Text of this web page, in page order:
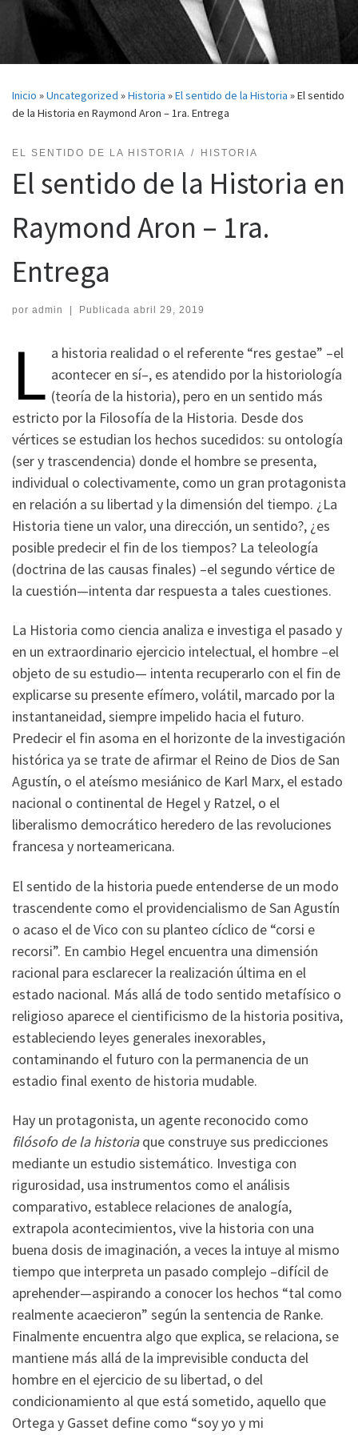
Inicio »Uncategorized »Historia »El sentido de la Historia »El sentido
de la Historia en Raymond Aron – 1ra. Entrega
EL SENTIDO DE LA HISTORIA HISTORIA
El sentido de la Historia en
Raymond Aron – 1ra.
Entrega
por admin | Publicada abril 29, 2019
L a historia realidad o el referente “res gestae” –el
acontecer en sí–, es atendido por la historiología
(teoría de la historia), pero en un sentido más
estricto por la Filosofía de la Historia. Desde dos
vértices se estudian los hechos sucedidos: su ontología
(ser y trascendencia) donde el hombre se presenta,
individual o colectivamente, como un gran protagonista
en relación a su libertad y la dimensión del tiempo. ¿La
Historia tiene un valor, una dirección, un sentido?, ¿es
posible predecir el fin de los tiempos? La teleología
(doctrina de las causas finales) –el segundo vértice de
la cuestión—intenta dar respuesta a tales cuestiones.
La Historia como ciencia analiza e investiga el pasado y
en un extraordinario ejercicio intelectual, el hombre –el
objeto de su estudio— intenta recuperarlo con el fin de
explicarse su presente efímero, volátil, marcado por la
instantaneidad, siempre impelido hacia el futuro.
Predecir el fin asoma en el horizonte de la investigación
histórica ya se trate de afirmar el Reino de Dios de San
Agustín, o el ateísmo mesiánico de Karl Marx, el estado
nacional o continental de Hegel y Ratzel, o el
liberalismo democrático heredero de las revoluciones
francesa y norteamericana.
El sentido de la historia puede entenderse de un modo
trascendente como el providencialismo de San Agustín
o acaso el de Vico con su planteo cíclico de “corsi e
recorsi”. En cambio Hegel encuentra una dimensión
racional para esclarecer la realización última en el
estado nacional. Más allá de todo sentido metafísico o
religioso aparece el cientificismo de la historia positiva,
estableciendo leyes generales inexorables,
contaminando el futuro con la permanencia de un
estadio final exento de historia mudable.
Hay un protagonista, un agente reconocido como
filósofo de la historiaque construye sus predicciones
mediante un estudio sistemático. Investiga con
rigurosidad, usa instrumentos como el análisis
comparativo, establece relaciones de analogía,
extrapola acontecimientos, vive la historia con una
buena dosis de imaginación, a veces la intuye al mismo
tiempo que interpreta un pasado complejo –difícil de
aprehender—aspirando a conocer los hechos “tal como
realmente acaecieron” según la sentencia de Ranke.
Finalmente encuentra algo que explica, se relaciona, se
mantiene más allá de la imprevisible conducta del
hombre en el ejercicio de su libertad, o del
condicionamiento al que está sometido, aquello que
Ortega y Gasset define como “soy yo y mi